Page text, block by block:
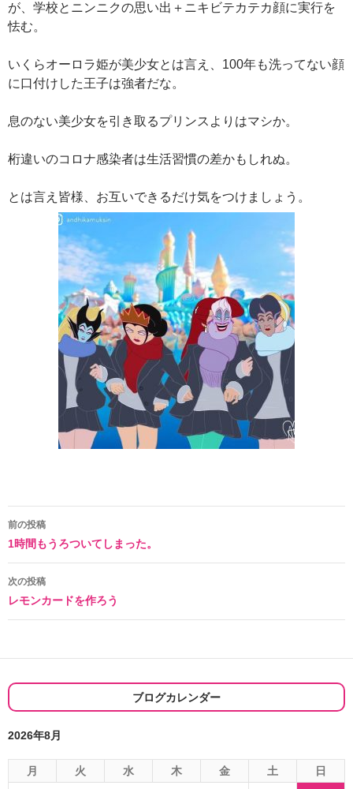
が、学校とニンニクの思い出＋ニキビテカテカ顔に実行を
怯む。
いくらオーロラ姫が美少女とは言え、100年も洗ってない顔
に口付けした王子は強者だな。
息のない美少女を引き取るプリンスよりはマシか。
桁違いのコロナ感染者は生活習慣の差かもしれぬ。
とは言え皆様、お互いできるだけ気をつけましょう。
投
稿
ナ
ビ
ー
シ
ョ
ン
前の投稿
1時間もうろついてしまった。
次の投稿
レモンカードを作ろう
ブログカレンダー
2026年8月
月 火 水 木 金 土
日